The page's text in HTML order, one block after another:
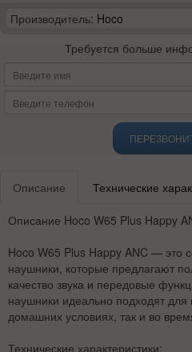
Производитель: Hoco
Требуется больше
Описание Технические
Описание Hoco W65 Plus Happy
Hoco W65 Plus Happy ANC — это
наушники, которые предлагают
качество звука и передовые
наушники идеально подходят для
домашних условиях, так и во
Технические характеристики: